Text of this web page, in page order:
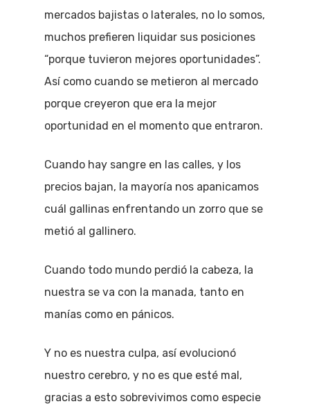
mercados bajistas o laterales, no lo somos,
muchos prefieren liquidar sus posiciones
“porque tuvieron mejores oportunidades”.
Así como cuando se metieron al mercado
porque creyeron que era la mejor
oportunidad en el momento que entraron.
Cuando hay sangre en las calles, y los
precios bajan, la mayoría nos apanicamos
cuál gallinas enfrentando un zorro que se
metió al gallinero.
Cuando todo mundo perdió la cabeza, la
nuestra se va con la manada, tanto en
manías como en pánicos.
Y no es nuestra culpa, así evolucionó
nuestro cerebro, y no es que esté mal,
gracias a esto sobrevivimos como especie